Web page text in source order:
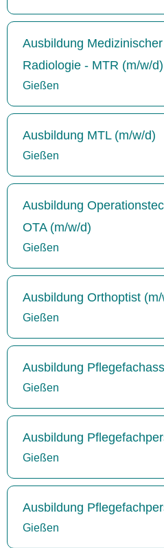
Ausbildung
Radiologie - MTR (m/w/d)
Gießen
Ausbildung MTL (m/w/d)
Gießen
Ausbildung
OTA (m/w/d)
Gießen
Ausbildung Orthoptist (m/
Gießen
Ausbildung
Gießen
Ausbildung
Gießen
Ausbildung
Gießen